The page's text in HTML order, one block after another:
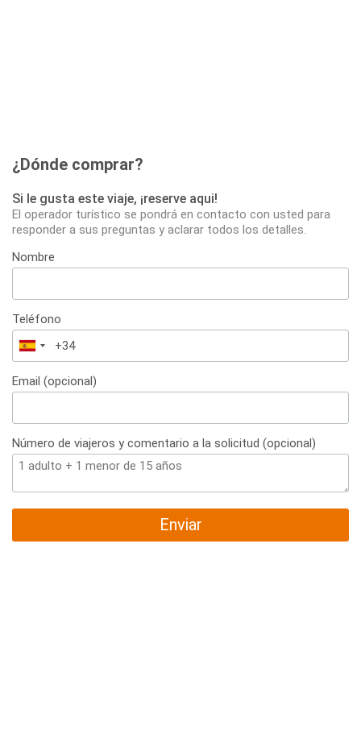
¿Dónde comprar?
Si le gusta este viaje, ¡reserve aqui!
El operador turístico se pondrá en contacto con usted para
responder a sus preguntas y aclarar todos los detalles.
Nombre
Teléfono
España
+34
Email (opcional)
Número de viajeros y comentario a la solicitud (opcional)
Enviar